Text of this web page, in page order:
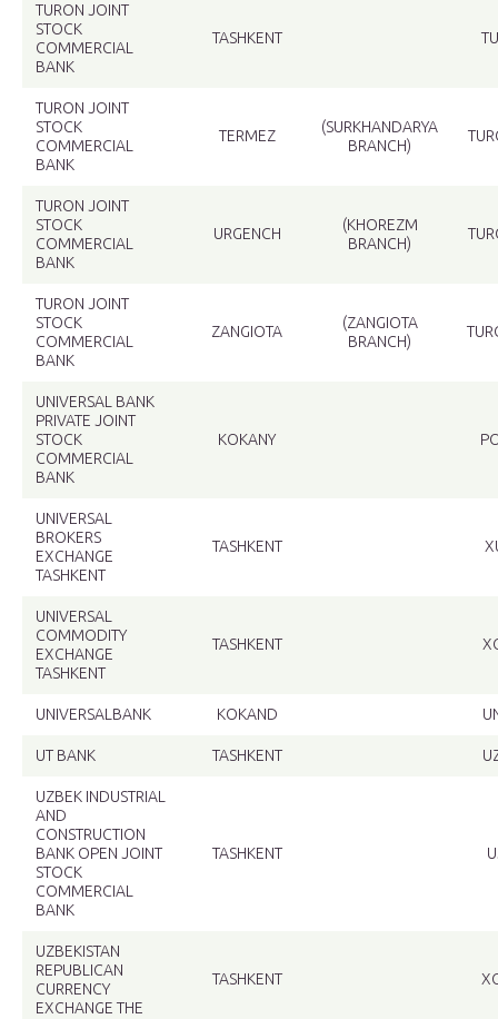
TURON JOINT
STOCK
COMMERCIAL
BANK
TASHKENT
TURON JOINT
STOCK
COMMERCIAL
BANK
TERMEZ
(SURKHANDARYA
BRANCH)
TURON JOINT
STOCK
COMMERCIAL
BANK
URGENCH
(KHOREZM
BRANCH)
TURON JOINT
STOCK
COMMERCIAL
BANK
ZANGIOTA
(ZANGIOTA
BRANCH)
UNIVERSAL BANK
PRIVATE JOINT
STOCK
COMMERCIAL
BANK
KOKANY
UNIVERSAL
BROKERS
EXCHANGE
TASHKENT
TASHKENT
UNIVERSAL
COMMODITY
EXCHANGE
TASHKENT
TASHKENT
UNIVERSALBANK KOKAND
UT BANK TASHKENT
UZBEK INDUSTRIAL
AND
CONSTRUCTION
BANK OPEN JOINT
STOCK
COMMERCIAL
BANK
TASHKENT
UZBEKISTAN
REPUBLICAN
CURRENCY
EXCHANGE THE
TASHKENT